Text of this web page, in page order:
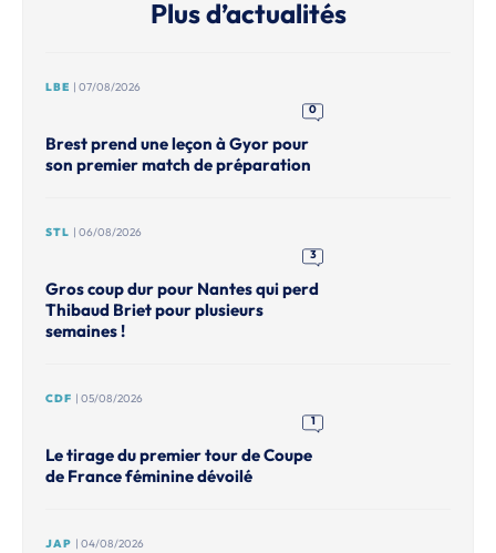
Plus d’actualités
LBE | 07/08/2026
0
Brest prend une leçon à Gyor pour
son premier match de préparation
STL | 06/08/2026
3
Gros coup dur pour Nantes qui perd
Thibaud Briet pour plusieurs
semaines !
CDF | 05/08/2026
1
Le tirage du premier tour de Coupe
de France féminine dévoilé
JAP | 04/08/2026